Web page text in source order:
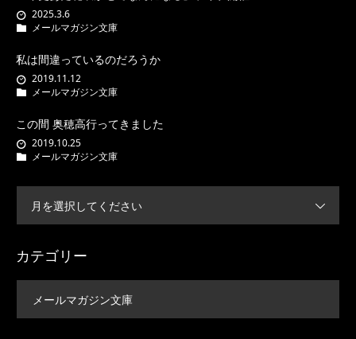
2025.3.6
メールマガジン文庫
私は間違っているのだろうか
2019.11.12
メールマガジン文庫
この間 奥穂高行ってきました
2019.10.25
メールマガジン文庫
月を選択してください
カテゴリー
メールマガジン文庫